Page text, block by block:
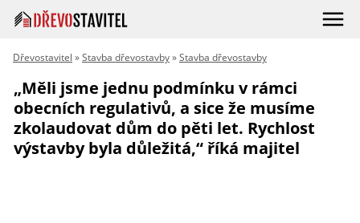
Dřevostavitel »Stavba dřevostavby»Stavba dřevostavby
„Měli jsme jednu podmínku v rámci
obecních regulativů, a sice že musíme
zkolaudovat dům do pěti let. Rychlost
výstavby byla důležitá,“ říká majitel